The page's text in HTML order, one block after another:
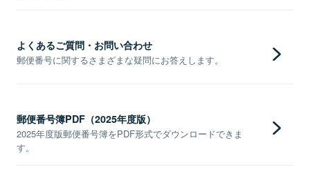
よくあるご質問・お問い合わせ
郵便番号に関するさまざまな疑問にお答えします。
郵便番号簿PDF（2025年度版）
2025年度版郵便番号簿をPDF形式でダウンロードできま
す。